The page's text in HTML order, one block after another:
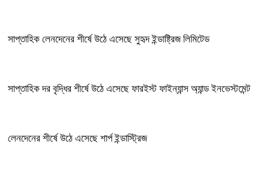
সাপ্তাহিক লেনদেনের শীর্ষে উঠে এসেছে সুহৃদ ইন্ডাষ্ট্রিজ লিমিটেড
সাপ্তাহিক দর বৃদ্ধির শীর্ষে উঠে এসেছে ফারইস্ট ফাইন্যান্স অ্যান্ড ইনভেস্টমেন্ট
লেনদেনের শীর্ষে উঠে এসেছে শার্প ইন্ডাস্ট্রিজ